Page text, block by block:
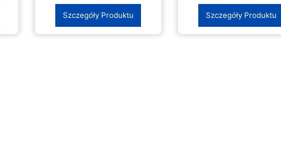
Szczegóły Produktu Szczegóły Produktu